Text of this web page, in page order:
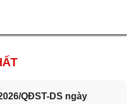
QĐST-DS ngày